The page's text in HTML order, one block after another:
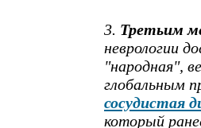
3. Третьим
неврологии
"народная",
глобальным
сосудистая
который